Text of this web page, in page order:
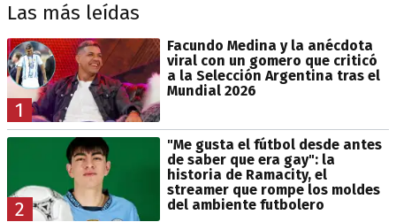
Las más leídas
1
Facundo Medina y la anécdota
viral con un gomero que criticó
a la Selección Argentina tras el
Mundial 2026
2
"Me gusta el fútbol desde antes
de saber que era gay": la
historia de Ramacity, el
streamer que rompe los moldes
del ambiente futbolero